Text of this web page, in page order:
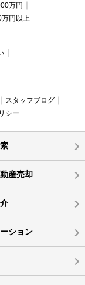
万円
円以上
スタッフブログ
シー
産売却
ション